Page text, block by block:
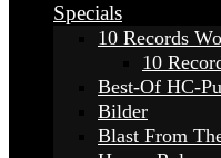
Specials
10 Records
10
Best-Of HC-
Bilder
Blast From